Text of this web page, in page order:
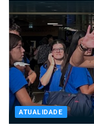
ATUALIDADE